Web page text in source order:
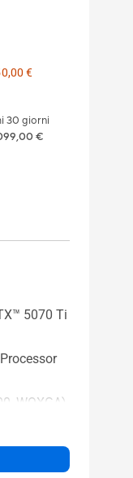
€
30 giorni
€
5070 Ti
WQXGA)
4.0 SSD